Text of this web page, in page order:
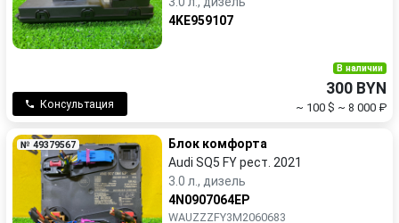
4KE959107
Консультация
В наличии
300 BYN
~ 100 $ ~ 8 000 ₽
№ 49379567
Блок комфорта
Audi SQ5 FY рест. 2021
3.0 л., дизель
4N0907064EP
WAUZZZFY3M2060683